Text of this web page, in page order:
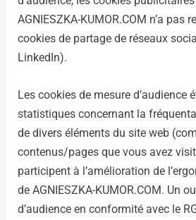
AGNIESZKA-KUMOR.COM n’a pas
cookies de partage de réseaux
LinkedIn).
Les cookies de mesure d’audience
statistiques concernant la
de divers éléments du site web
contenus/pages que vous avez
participent à l’amélioration de
de AGNIESZKA-KUMOR.COM. Un
d’audience en conformité avec le